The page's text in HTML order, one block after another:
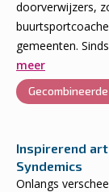
doorverwijzers,
gemeenten.
meer
Inspirerend
Syndemics
Onlangs